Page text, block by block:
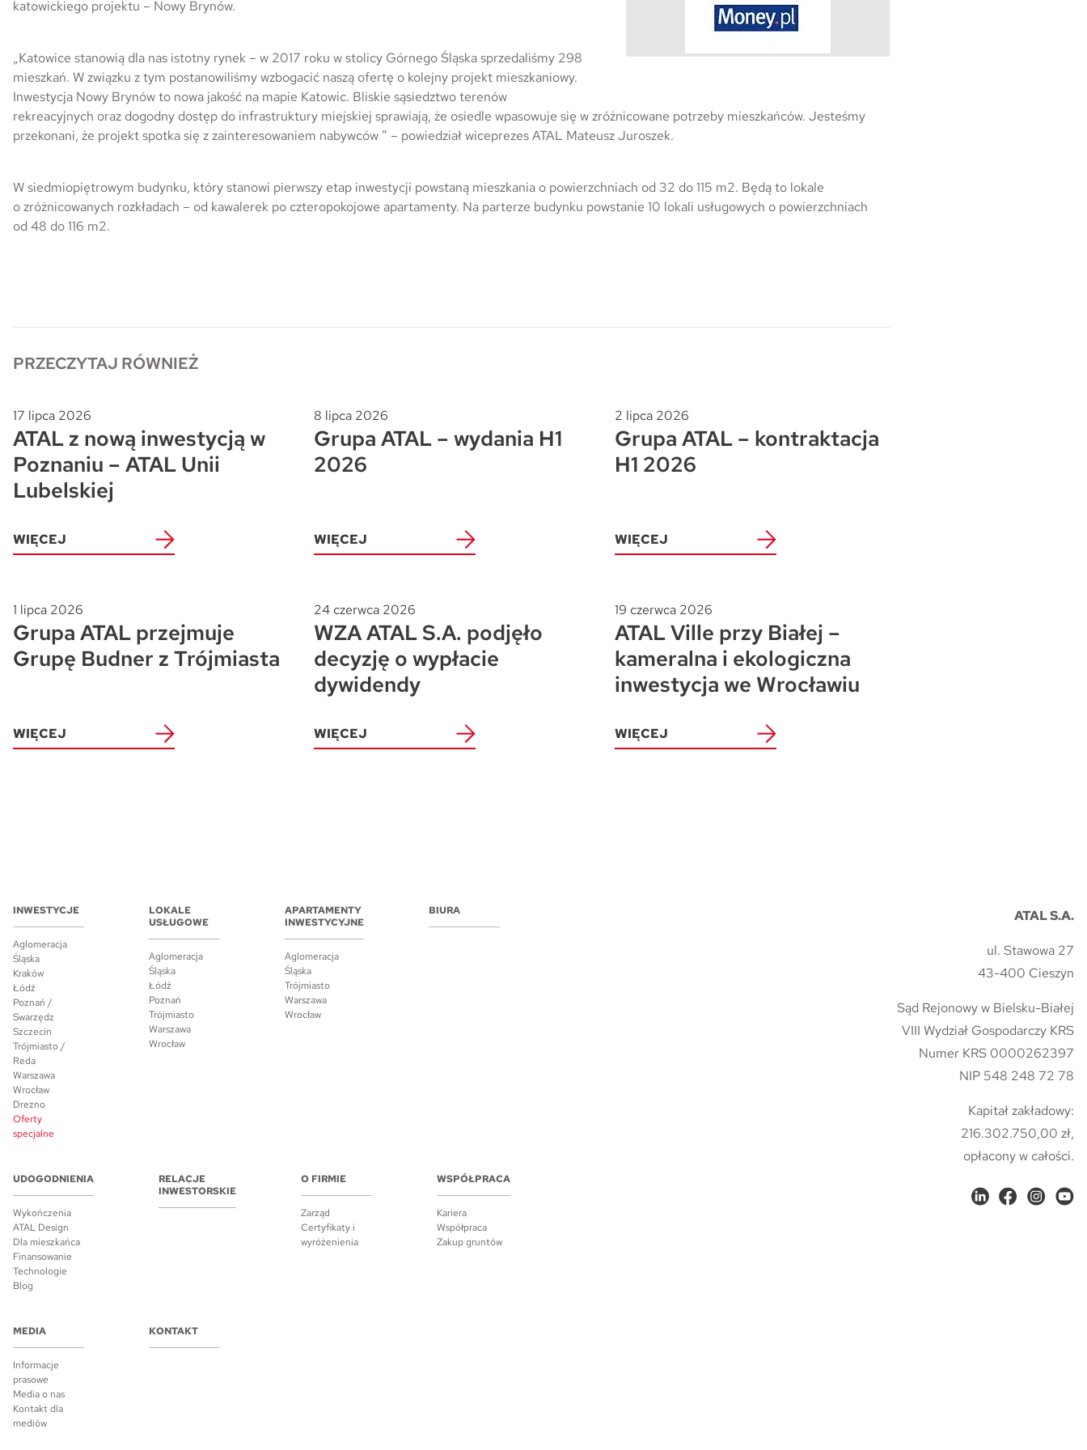
Wrocław
Drezno
katowickiego projektu – Nowy Brynów.
„Katowice stanowią dla nas istotny rynek – w 2017 roku w stolicy Górnego Śląska sprzedaliśmy 298
mieszkań. W związku z tym postanowiliśmy wzbogacić naszą ofertę o kolejny projekt mieszkaniowy.
Inwestycja Nowy Brynów to nowa jakość na mapie Katowic. Bliskie sąsiedztwo terenów
rekreacyjnych oraz dogodny dostęp do infrastruktury miejskiej sprawiają, że osiedle wpasowuje się w zróżnicowane potrzeby mieszkańców. Jesteśmy
przekonani, że projekt spotka się z zainteresowaniem nabywców ” – powiedział wiceprezes ATAL Mateusz Juroszek.
W siedmiopiętrowym budynku, który stanowi pierwszy etap inwestycji powstaną mieszkania o powierzchniach od 32 do 115 m2. Będą to lokale
o zróżnicowanych rozkładach – od kawalerek po czteropokojowe apartamenty. Na parterze budynku powstanie 10 lokali usługowych o powierzchniach
od 48 do 116 m2.
PRZECZYTAJ RÓWNIEŻ
17 lipca 2026
ATAL z nową inwestycją w
Poznaniu – ATAL Unii
Lubelskiej
WIĘCEJ
8 lipca 2026
Grupa ATAL – wydania H1
2026
WIĘCEJ
2 lipca 2026
Grupa ATAL – kontraktacja
H1 2026
WIĘCEJ
1 lipca 2026
Grupa ATAL przejmuje
Grupę Budner z Trójmiasta
WIĘCEJ
24 czerwca 2026
WZA ATAL S.A. podjęło
decyzję o wypłacie
dywidendy
WIĘCEJ
19 czerwca 2026
ATAL Ville przy Białej –
kameralna i ekologiczna
inwestycja we Wrocławiu
WIĘCEJ
INWESTYCJE
Aglomeracja
Śląska
Kraków
Łódź
Poznań /
Swarzędz
Szczecin
Trójmiasto /
Reda
Warszawa
Wrocław
Drezno
Oferty
specjalne
LOKALE
USŁUGOWE
Aglomeracja
Śląska
Łódź
Poznań
Trójmiasto
Warszawa
Wrocław
APARTAMENTY
INWESTYCYJNE
Aglomeracja
Śląska
Trójmiasto
Warszawa
Wrocław
BIURA
UDOGODNIENIA
Wykończenia
ATAL Design
Dla mieszkańca
Finansowanie
Technologie
Blog
RELACJE
INWESTORSKIE
O FIRMIE
Zarząd
Certyfikaty i
wyróżenienia
WSPÓŁPRACA
Kariera
Współpraca
Zakup gruntów
MEDIA
Informacje
prasowe
Media o nas
Kontakt dla
mediów
KONTAKT
ATAL S.A.
ul. Stawowa 27
43-400 Cieszyn
Sąd Rejonowy w Bielsku-Białej
VIII Wydział Gospodarczy KRS
Numer KRS 0000262397
NIP 548 248 72 78
Kapitał zakładowy:
216.302.750,00 zł,
opłacony w całości.